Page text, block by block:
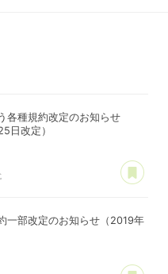
各種規約改定のお知らせ
日改定）
一部改定のお知らせ（2019年